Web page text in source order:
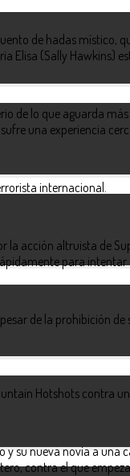
de hadas
(Sally Hawkins)
de lo que aguarda
una experiencia
internacional.
acción altruista de
para
de la prohibición
Hotshots contra
su nueva novia a
contra el que